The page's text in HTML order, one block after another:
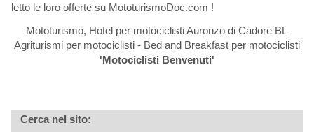
letto le loro offerte su MototurismoDoc.com !
Mototurismo, Hotel per motociclisti Auronzo di Cadore BL
Agriturismi per motociclisti - Bed and Breakfast per motociclisti
'Motociclisti Benvenuti'
Cerca nel sito: